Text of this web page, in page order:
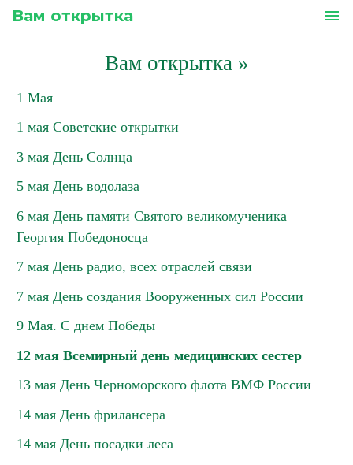
Вам открытка menu
Вам открытка»
1 Мая
1 мая Советские открытки
3 мая День Солнца
5 мая День водолаза
6 мая День памяти Святого великомученика
Георгия Победоносца
7 мая День радио, всех отраслей связи
7 мая День создания Вооруженных сил России
9 Мая. С днем Победы
12 мая Всемирный день медицинских сестер
13 мая День Черноморского флота ВМФ России
14 мая День фрилансера
14 мая День посадки леса